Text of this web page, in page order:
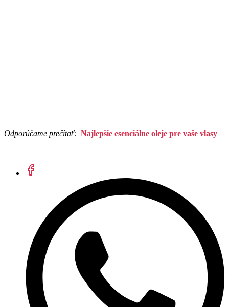
Odporúčame prečítať: Najlepšie esenciálne oleje pre vaše vlasy